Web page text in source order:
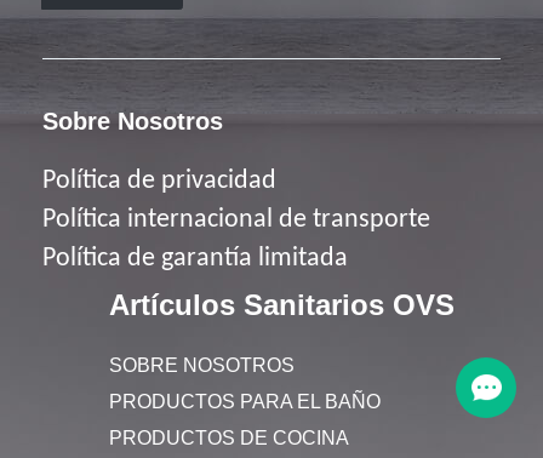
Sobre Nosotros
Política de privacidad
Política internacional de transporte
Política de garantía limitada
Artículos Sanitarios OVS
SOBRE NOSOTROS
PRODUCTOS PARA EL BAÑO
PRODUCTOS DE COCINA